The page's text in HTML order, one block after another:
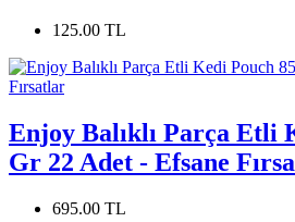
125.00 TL
Enjoy Balıklı Parça Etli
Gr 22 Adet - Efsane
695.00 TL